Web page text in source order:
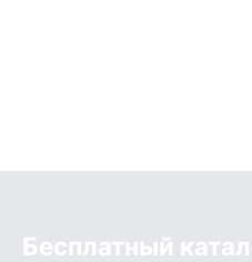
Бесплатный